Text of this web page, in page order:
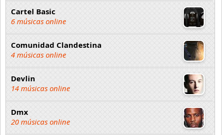
Cartel Basic
6 músicas online
Comunidad Clandestina
4 músicas online
Devlin
14 músicas online
Dmx
20 músicas online